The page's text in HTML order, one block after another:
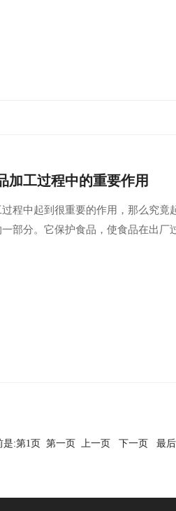
加工过程中的重要作用
程中起到很重要的作用，那么究
部分。它保护食品，使食品在出
:第1页 第一页 上一页 下一页 最